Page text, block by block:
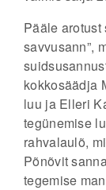
Pääle arotust
savvusann”,
kokkosäädja
luu ja Elleri
tegünemise
rahvalaulõ,
Põnõvit
tegemise